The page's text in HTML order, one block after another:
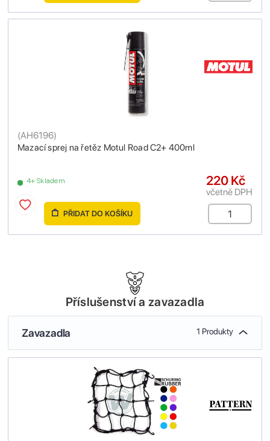
Mazací sprej na řetěz Motul Road C2+ 400ml
(AH6196)
4+ Skladem 220 Kč
včetně DPH
PŘIDAT DO KOŠÍKU
Příslušenství a zavazadla
Zavazadla 1 Produkty